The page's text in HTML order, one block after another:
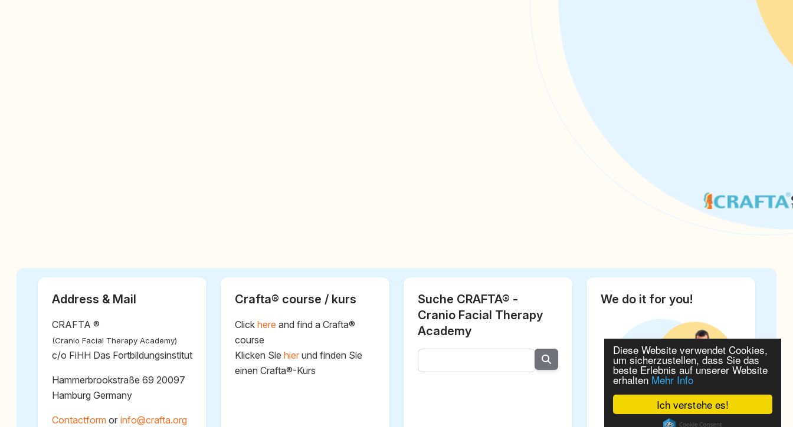
Ich verstehe es!
Diese Website verwendet Cookies,
um sicherzustellen, dass Sie das
beste Erlebnis auf unserer Website
erhalten Mehr Info
Address & Mail
CRAFTA ®
(Cranio Facial Therapy Academy)
c/o FiHH Das Fortbildungsinstitut
Hammerbrookstraße 69 20097
Hamburg Germany
Contactform or @
Crafta® course / kurs
Click here and find a Crafta®
course
Klicken Sie hier und finden Sie
einen Crafta®-Kurs
Suche CRAFTA® -
Cranio Facial Therapy
Academy
We do it for you!